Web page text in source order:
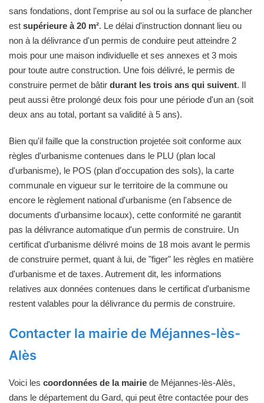
sans fondations, dont l'emprise au sol ou la surface de plancher
est supérieure à 20 m². Le délai d'instruction donnant lieu ou
non à la délivrance d'un permis de conduire peut atteindre 2
mois pour une maison individuelle et ses annexes et 3 mois
pour toute autre construction. Une fois délivré, le permis de
construire permet de bâtir durant les trois ans qui suivent. Il
peut aussi être prolongé deux fois pour une période d'un an (soit
deux ans au total, portant sa validité à 5 ans).
Bien qu'il faille que la construction projetée soit conforme aux
règles d'urbanisme contenues dans le PLU (plan local
d'urbanisme), le POS (plan d'occupation des sols), la carte
communale en vigueur sur le territoire de la commune ou
encore le règlement national d'urbanisme (en l'absence de
documents d'urbansime locaux), cette conformité ne garantit
pas la délivrance automatique d'un permis de construire. Un
certificat d'urbanisme délivré moins de 18 mois avant le permis
de construire permet, quant à lui, de "figer" les règles en matière
d'urbanisme et de taxes. Autrement dit, les informations
relatives aux données contenues dans le certificat d'urbanisme
restent valables pour la délivrance du permis de construire.
Contacter la mairie de Méjannes-lès-
Alès
Voici les coordonnées de la mairie de Méjannes-lès-Alès,
dans le département du Gard, qui peut être contactée pour des